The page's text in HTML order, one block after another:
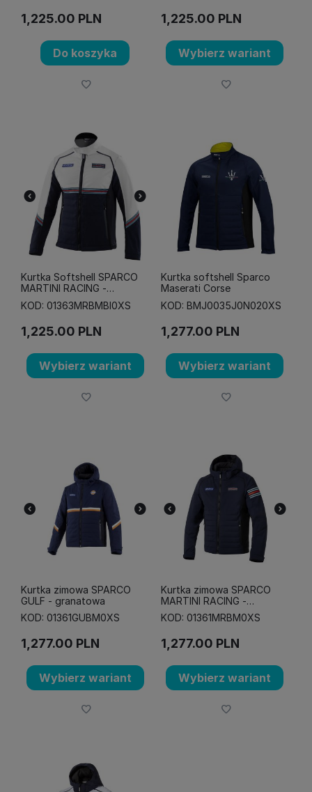
1,225.00 PLN
Do koszyka
1,225.00 PLN
Wybierz wariant
Kurtka Softshell SPARCO
MARTINI RACING -
granatowo-biała
KOD: 01363MRBMBI0XS
1,225.00 PLN
Wybierz wariant
Kurtka softshell Sparco
Maserati Corse
KOD: BMJ0035J0N020XS
1,277.00 PLN
Wybierz wariant
Kurtka zimowa SPARCO
GULF - granatowa
KOD: 01361GUBM0XS
1,277.00 PLN
Wybierz wariant
Kurtka zimowa SPARCO
MARTINI RACING -
granatowa
KOD: 01361MRBM0XS
1,277.00 PLN
Wybierz wariant